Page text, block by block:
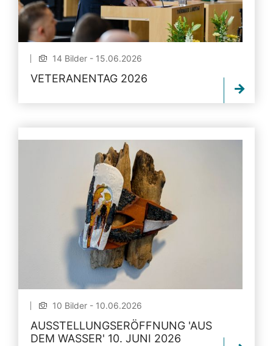
14 Bilder - 15.06.2026
VETERANENTAG 2026
10 Bilder - 10.06.2026
AUSSTELLUNGSERÖFFNUNG 'AUS
DEM WASSER' 10. JUNI 2026